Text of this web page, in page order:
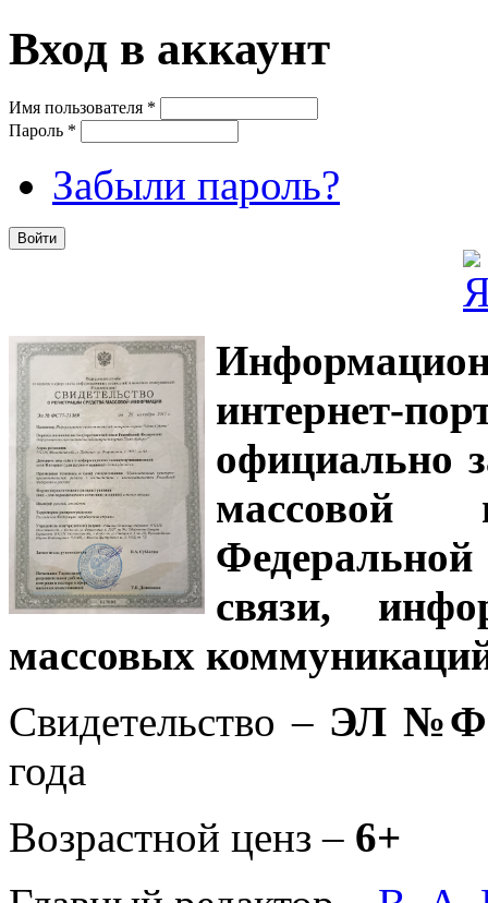
Вход в аккаунт
Имя пользователя *
Пароль *
Забыли пароль?
интернет-
официально
связи,
массовых
Свидетельство – ЭЛ
года
Возрастной ценз – 6+